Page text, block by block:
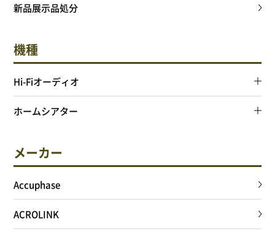
新品展示品処分
機種
Hi-Fiオーディオ
ホームシアター
メーカー
Accuphase
ACROLINK